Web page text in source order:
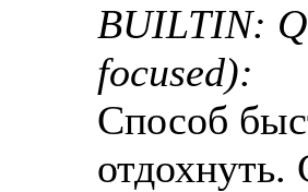
BUILTIN:
focused):
Способ
отдохнуть.